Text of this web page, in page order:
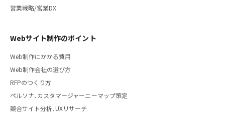
営業戦略/営業DX
Webサイト制作のポイント
Web制作にかかる費用
Web制作会社の選び方
RFPのつくり方
ペルソナ、カスタマージャーニーマップ策定
競合サイト分析、UXリサーチ